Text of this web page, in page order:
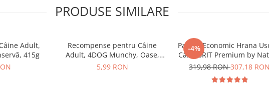
PRODUSE SIMILARE
Adult,
415g
Recompense pentru Câine
Adult, 4DOG Munchy, Oase,
Vită, 10cm, 3 bucăți
5,99 RON
-4%
Pachet Economic Hrana
Caini BRIT Premium by
Medium Adult 2x15kg
319,98 RON307,18 RON